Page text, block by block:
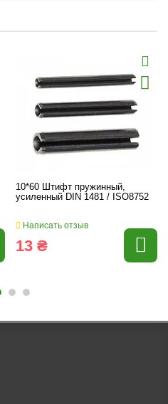
10*60 Штифт пружинный,
усиленный DIN 1481 / ISO8752
Написать отзыв
13 ₴